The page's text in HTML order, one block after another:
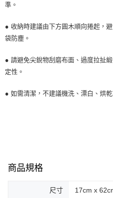
準。
● 收納時建議由下方圓木順向捲起，
袋防塵。
● 請避免尖銳物刮磨布面、過度拉扯
定性。
● 如需清潔，不建議機洗、漂白、烘
商品規格
尺寸 17cm x